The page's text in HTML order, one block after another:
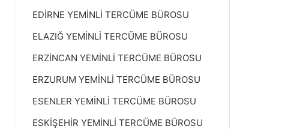
EDİRNE YEMİNLİ TERCÜME BÜROSU
ELAZIĞ YEMİNLİ TERCÜME BÜROSU
ERZİNCAN YEMİNLİ TERCÜME BÜROSU
ERZURUM YEMİNLİ TERCÜME BÜROSU
ESENLER YEMİNLİ TERCÜME BÜROSU
ESKİŞEHİR YEMİNLİ TERCÜME BÜROSU